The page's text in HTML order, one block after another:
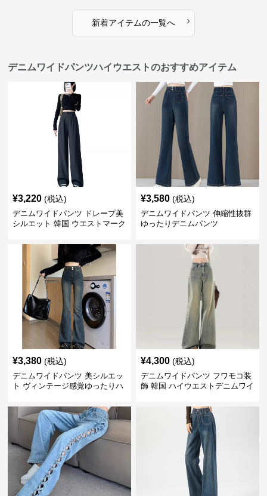
新着アイテムの一覧へ ›
デニムワイドパンツハイウエストのおすすめアイテム
¥3,220 (税込)
デニムワイドパンツ ドレープ美
シルエット 韓国 ウエストマーク
¥3,580 (税込)
デニムワイドパンツ 伸縮性抜群
ゆったりデニムパンツ
¥3,380 (税込)
デニムワイドパンツ 美シルエッ
ト ヴィンテージ感覚ゆったりハ
¥4,300 (税込)
デニムワイドパンツ フワモコ装
飾 韓国 ハイウエストデニムワイ